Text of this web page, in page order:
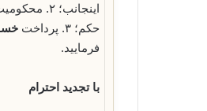
اینجانب؛ ۲. محکومیت خوانده به پرداخت
حکم؛ ۳. پرداخت
فرمایید.
با تجدید احترام